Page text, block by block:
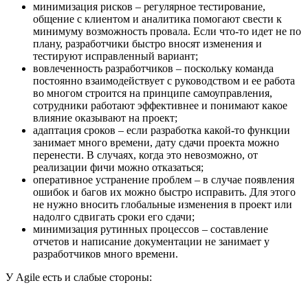
минимизация рисков – регулярное тестирование,
общение с клиентом и аналитика помогают свести к
минимуму возможность провала. Если что-то идет не по
плану, разработчики быстро вносят изменения и
тестируют исправленный вариант;
вовлеченность разработчиков – поскольку команда
постоянно взаимодействует с руководством и ее работа
во многом строится на принципе самоуправления,
сотрудники работают эффективнее и понимают какое
влияние оказывают на проект;
адаптация сроков – если разработка какой-то функции
занимает много времени, дату сдачи проекта можно
перенести. В случаях, когда это невозможно, от
реализации фичи можно отказаться;
оперативное устранение проблем – в случае появления
ошибок и багов их можно быстро исправить. Для этого
не нужно вносить глобальные изменения в проект или
надолго сдвигать сроки его сдачи;
минимизация рутинных процессов – составление
отчетов и написание документации не занимает у
разработчиков много времени.
У Agile есть и слабые стороны: